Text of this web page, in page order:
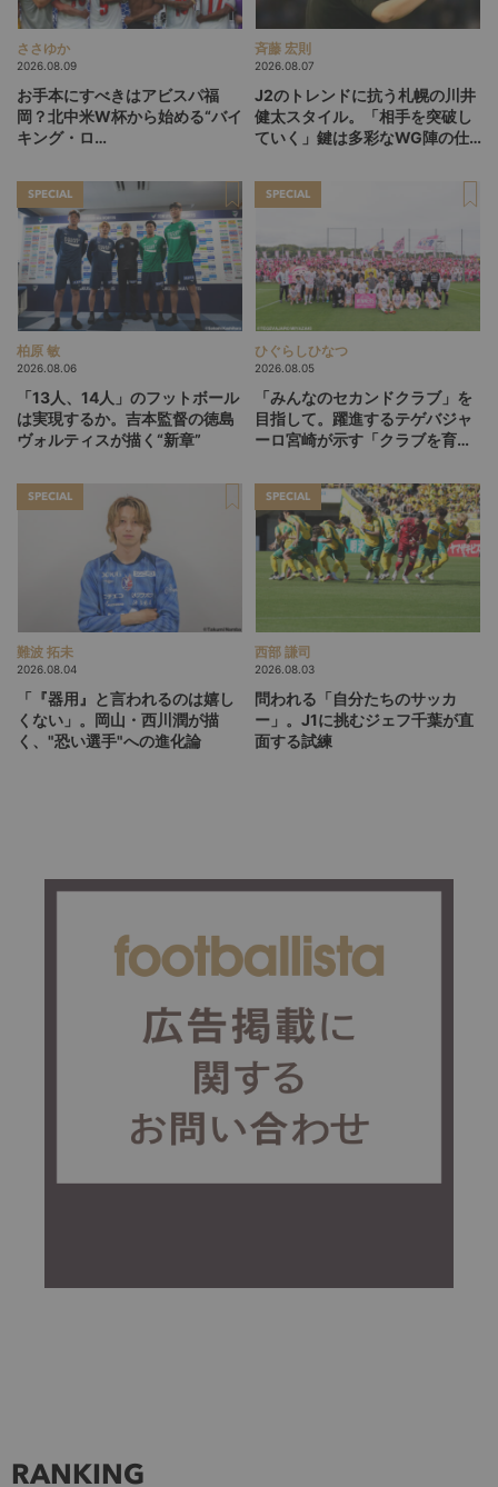
ささゆか
2026.08.09
お手本にすべきはアビスパ福
岡？北中米W杯から始める“バイ
キング・ロ
探す旅
斉藤 宏則
2026.08.07
J2のトレンドに抗う札幌の川井
健太スタイル。「相手を突破し
ていく」鍵は多彩なWG陣の仕
SPECIAL
柏原 敏
2026.08.06
「13人、14人」のフットボール
は実現するか。吉本監督の徳島
ヴォルティスが描く“新章”
SPECIAL
ひぐらしひなつ
2026.08.05
「みんなのセカンドクラブ」を
目指して。躍進するテゲバジャ
ーロ宮崎が示す「クラブを育て
SPECIAL
難波 拓未
2026.08.04
「『器用』と言われるのは嬉し
くない」。岡山・西川潤が描
く、"恐い選手"への進化論
SPECIAL
西部 謙司
2026.08.03
問われる「自分たちのサッカ
ー」。J1に挑むジェフ千葉が直
面する試練
RANKING